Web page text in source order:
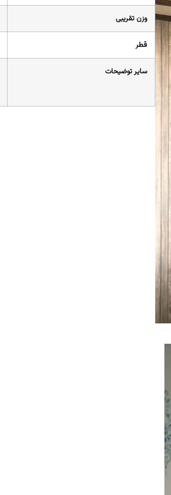
وزن تقریبی
قطر
سایر توضیحات